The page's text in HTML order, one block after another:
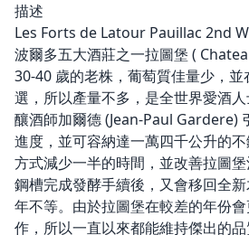
描述
Les Forts de Latour Pauillac 2nd
波爾多五大酒莊之一拉圖堡 (
30-40 歲的老株，葡萄質佳量少，
選，所以產量不多，是全世界愛酒
釀酒師加爾德 (Jean-Paul Gardere)
進度，並可容納達一萬四千公升的
方式減少一半的時間，並改善拉圖
鋼槽完成發酵手續後，又會移回全
年不等。由於拉圖堡在較差的年份
作，所以一直以來都能維持傑出的